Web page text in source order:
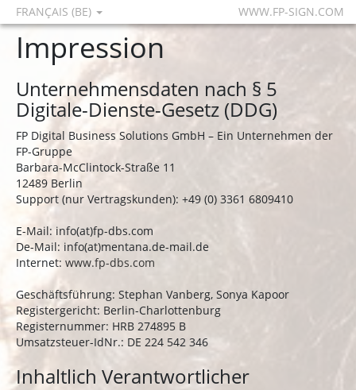
FRANÇAIS (BE) WWW.FP-SIGN.COM
Impression
Unternehmensdaten nach § 5
Digitale-Dienste-Gesetz (DDG)
FP Digital Business Solutions GmbH – Ein Unternehmen der
FP-Gruppe
Barbara-McClintock-Straße 11
12489 Berlin
Support (nur Vertragskunden): +49 (0) 3361 6809410
E-Mail: info(at)fp-dbs.com
De-Mail: info(at)mentana.de-mail.de
Internet: www.fp-dbs.com
Geschäftsführung: Stephan Vanberg, Sonya Kapoor
Registergericht: Berlin-Charlottenburg
Registernummer: HRB 274895 B
Umsatzsteuer-IdNr.: DE 224 542 346
Inhaltlich Verantwortlicher